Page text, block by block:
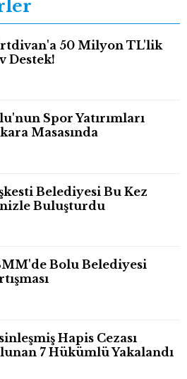
50 Milyon TL'lik
Destek!
Spor Yatırımları
Masasında
Belediyesi Bu Kez
Buluşturdu
Bolu Belediyesi
Hapis Cezası
7 Hükümlü Yakalandı